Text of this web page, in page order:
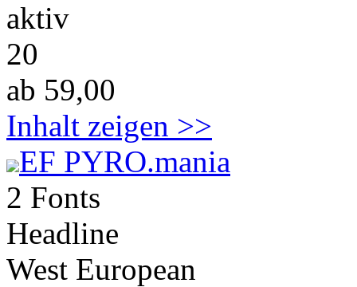
aktiv
20
ab 59,00
Inhalt zeigen >>
EF PYRO.mania
2 Fonts
Headline
West European